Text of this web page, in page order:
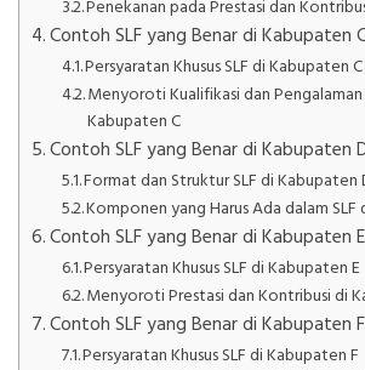
Penekanan pada Prestasi dan
Contoh SLF yang Benar di Kabupaten
Persyaratan Khusus SLF di Kabupaten C
Menyoroti Kualifikasi dan
Kabupaten C
Contoh SLF yang Benar di Kabupaten
Format dan Struktur SLF di Kabupaten
Komponen yang Harus Ada dalam SLF
Contoh SLF yang Benar di Kabupaten E
Persyaratan Khusus SLF di Kabupaten E
Menyoroti Prestasi dan Kontribusi di
Contoh SLF yang Benar di Kabupaten F
Persyaratan Khusus SLF di Kabupaten F